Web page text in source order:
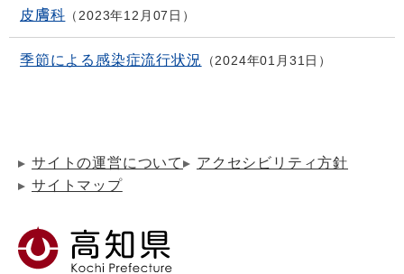
皮膚科 2023年12月07日
季節による感染症流行状況 2024年01月31日
サイトの運営について
アクセシビリティ方針
サイトマップ